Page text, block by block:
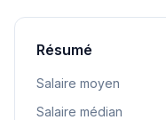
Résumé
Salaire moyen
Salaire médian